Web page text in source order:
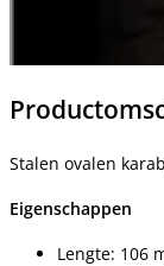
Stalen ovalen
Eigenschappen
Lengte: 106